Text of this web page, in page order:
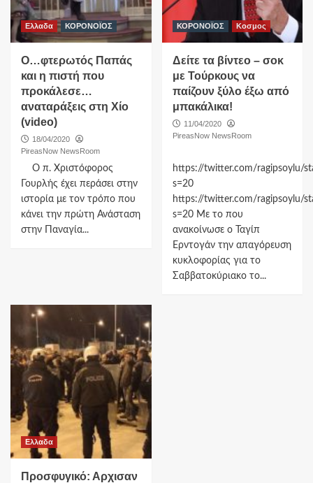
Ελλαδα ΚΟΡΟΝΟΪΟΣ
Ο…φτερωτός Παπάς
και η πιστή που
προκάλεσε…
αναταράξεις στη Χίο
(video)
18/04/2020
PireasNow NewsRoom
O π. Χριστόφορος
Γουρλής έχει περάσει στην
ιστορία με τον τρόπο που
κάνει την πρώτη Ανάσταση
στην Παναγία...
ΚΟΡΟΝΟΪΟΣ Κοσμος
Δείτε τα βίντεο – σοκ
με Τούρκους να
παίζουν ξύλο έξω από
μπακάλικα!
11/04/2020
PireasNow NewsRoom
https://twitter.com/ragipsoylu/
s=20
https://twitter.com/ragipsoylu/
s=20 Με το που
ανακοίνωσε ο Ταγίπ
Ερντογάν την απαγόρευση
κυκλοφορίας για το
Σαββατοκύριακο το...
Ελλαδα
Προσφυγικό: Αρχισαν